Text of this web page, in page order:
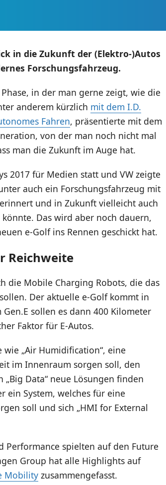
in die Zukunft der (Elektro-)Autos
Forschungsfahrzeug.
in der man gerne zeigt, wie die
anderem kürzlich mit dem I.D.
Fahren, präsentierte mit dem
von der man noch nicht mal
man die Zukunft im Auge hat.
2017 für Medien statt und VW zeigte
auch ein Forschungsfahrzeug mit
und in Zukunft vielleicht auch
Das wird aber noch dauern,
e-Golf ins Rennen geschickt hat.
Reichweite
die Mobile Charging Robots, die das
Der aktuelle e-Golf kommt in
sollen es dann 400 Kilometer
Faktor für E-Autos.
„Air Humidification“, eine
im Innenraum sorgen soll, den
Data“ neue Lösungen finden
ein System, welches für eine
soll und sich „HMI for External
Performance spielten auf den Future
Group hat alle Highlights auf
Mobilityzusammengefasst.